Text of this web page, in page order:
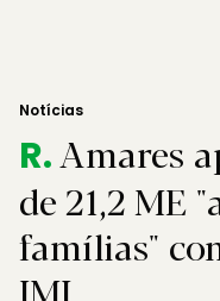
Notícias
R.Amares
de 21,2 ME
famílias"